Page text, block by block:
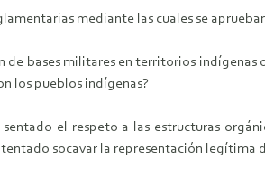
mediante las cuales se
bases militares en territorios
los pueblos indígenas?
el respeto a las estructuras
socavar la representación legítima